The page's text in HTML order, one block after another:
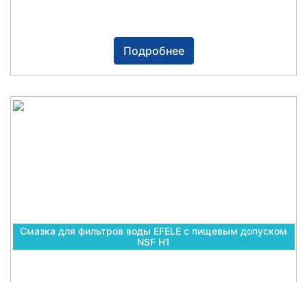
Подробнее
Смазка для фильтров воды EFELE с пищевым допуском
NSF H1